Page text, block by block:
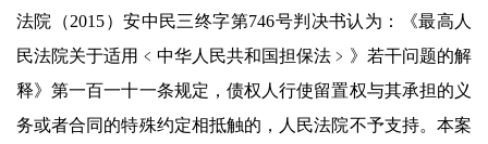
法院（2015）安中民三终字第746号判决书认为：《最高人
民法院关于适用﹤中华人民共和国担保法﹥》若干问题的解
释》第一百一十一条规定，债权人行使留置权与其承担的义
务或者合同的特殊约定相抵触的，人民法院不予支持。本案